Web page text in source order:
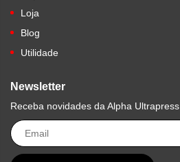
Loja
Blog
Utilidade
Newsletter
Receba novidades da Alpha Ultrapress